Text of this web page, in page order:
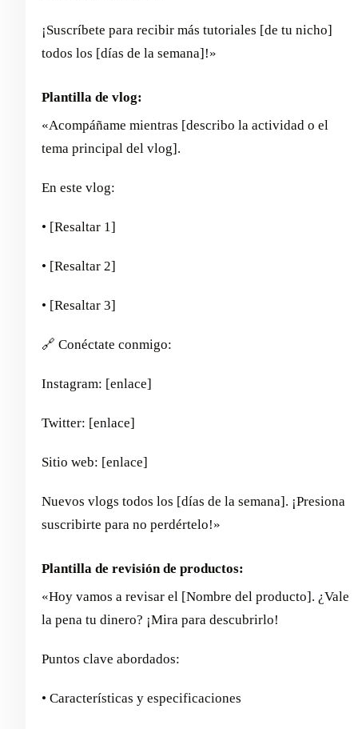
¡Suscríbete para recibir más tutoriales [de tu nicho]
todos los [días de la semana]!»
Plantilla de vlog:
«Acompáñame mientras [describo la actividad o el
tema principal del vlog].
En este vlog:
• [Resaltar 1]
• [Resaltar 2]
• [Resaltar 3]
🔗 Conéctate conmigo:
Instagram: [enlace]
Twitter: [enlace]
Sitio web: [enlace]
Nuevos vlogs todos los [días de la semana]. ¡Presiona
suscribirte para no perdértelo!»
Plantilla de revisión de productos:
«Hoy vamos a revisar el [Nombre del producto]. ¿Vale
la pena tu dinero? ¡Mira para descubrirlo!
Puntos clave abordados:
• Características y especificaciones